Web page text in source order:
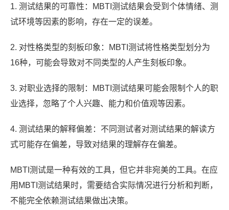
1. 测试结果的可靠性：MBTI测试结果会受到个体情绪、测
试环境等因素的影响，存在一定的误差。
2. 对性格类型的刻板印象：MBTI测试将性格类型划分为
16种，可能会导致对不同类型的人产生刻板印象。
3. 对职业选择的限制：MBTI测试结果可能会限制个人的职
业选择，忽略了个人兴趣、能力和价值观等因素。
4. 测试结果的解释偏差：不同测试者对测试结果的解读方
式可能存在偏差，导致对结果的理解存在偏差。
MBTI测试是一种有效的工具，但它并非宛美的工具。在应
用MBTI测试结果时，需要结合实际情况进行分析和判断，
不能完全依赖测试结果做出决策。